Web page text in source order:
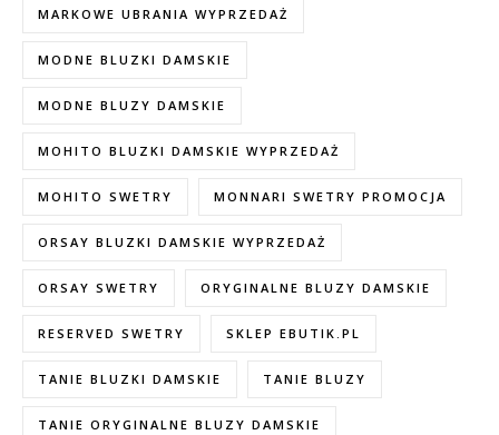
MARKOWE UBRANIA WYPRZEDAŻ
MODNE BLUZKI DAMSKIE
MODNE BLUZY DAMSKIE
MOHITO BLUZKI DAMSKIE WYPRZEDAŻ
MOHITO SWETRY MONNARI SWETRY PROMOCJA
ORSAY BLUZKI DAMSKIE WYPRZEDAŻ
ORSAY SWETRY ORYGINALNE BLUZY DAMSKIE
RESERVED SWETRY SKLEP EBUTIK.PL
TANIE BLUZKI DAMSKIE TANIE BLUZY
TANIE ORYGINALNE BLUZY DAMSKIE